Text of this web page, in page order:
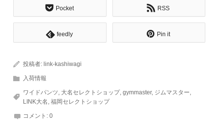
Pocket RSS
feedly Pin it
投稿者: link-kashiwagi
入荷情報
ワイドパンツ, 大名セレクトショップ,gymmaster, ジムマスター,
LINK大名 ,福岡セレクトショップ
コメント:0